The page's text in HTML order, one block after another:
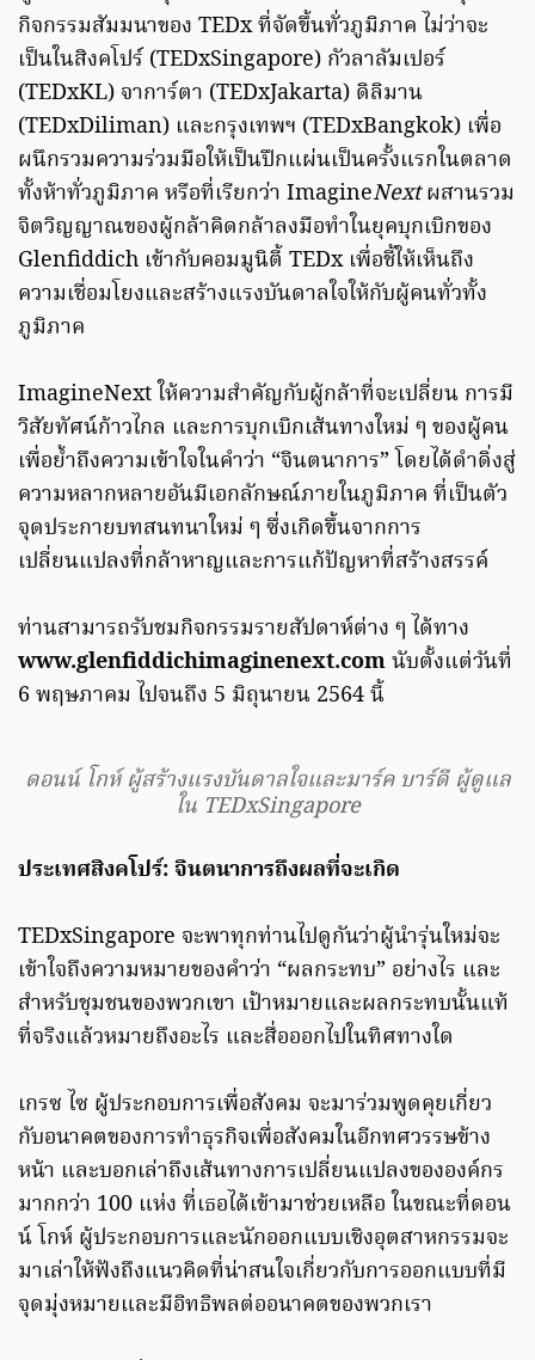
กิจกรรมสัมมนาของ TEDx ที่จัดขึ้นทั่วภูมิภาค ไม่ว่าจะ
เป็นในสิงคโปร์ (TEDxSingapore) กัวลาลัมเปอร์
(TEDxKL) จาการ์ตา (TEDxJakarta) ดิลิมาน
(TEDxDiliman) และกรุงเทพฯ (TEDxBangkok) เพื่อ
ผนึกรวมความร่วมมือให้เป็นปึกแผ่นเป็นครั้งแรกในตลาด
ทั้งห้าทั่วภูมิภาค หรือที่เรียกว่า ImagineNextผสานรวม
จิตวิญญาณของผู้กล้าคิดกล้าลงมือทำในยุคบุกเบิกของ
Glenfiddich เข้ากับคอมมูนิตี้ TEDx เพื่อชี้ให้เห็นถึง
ความเชื่อมโยงและสร้างแรงบันดาลใจให้กับผู้คนทั่วทั้ง
ภูมิภาค
ImagineNext ให้ความสำคัญกับผู้กล้าที่จะเปลี่ยน การมี
วิสัยทัศน์ก้าวไกล และการบุกเบิกเส้นทางใหม่ ๆ ของผู้คน
เพื่อย้ำถึงความเข้าใจในคำว่า “จินตนาการ”​ โดยได้ดำดิ่งสู่
ความหลากหลายอันมีเอกลักษณ์ภายในภูมิภาค ที่เป็นตัว
จุดประกายบทสนทนาใหม่ ๆ ซึ่งเกิดขึ้นจากการ
เปลี่ยนแปลงที่กล้าหาญและการแก้ปัญหาที่สร้างสรรค์
ท่านสามารถรับชมกิจกรรมรายสัปดาห์ต่าง ๆ ได้ทาง
www.glenfiddichimaginenext.comนับตั้งแต่วันที่
6 พฤษภาคม ไปจนถึง 5 มิถุนายน 2564 นี้
ดอนน์ โกห์ ผู้สร้างแรงบันดาลใจและมาร์ค บาร์ดี ผู้ดูแล
ใน TEDxSingapore
ประเทศสิงคโปร์: จินตนาการถึงผลที่จะเกิด
TEDxSingapore จะพาทุกท่านไปดูกันว่าผู้นำรุ่นใหม่จะ
เข้าใจถึงความหมายของคำว่า “ผลกระทบ” อย่างไร และ
สำหรับชุมชนของพวกเขา เป้าหมายและผลกระทบนั้นแท้
ที่จริงแล้วหมายถึงอะไร และสื่อออกไปในทิศทางใด
เกรซ ไซ ผู้ประกอบการเพื่อสังคม จะมาร่วมพูดคุยเกี่ยว
กับอนาคตของการทำธุรกิจเพื่อสังคมในอีกทศวรรษข้าง
หน้า และบอกเล่าถึงเส้นทางการเปลี่ยนแปลงขององค์กร
มากกว่า 100 แห่ง ที่เธอได้เข้ามาช่วยเหลือ ในขณะที่ดอน
น์ โกห์ ผู้ประกอบการและนักออกแบบเชิงอุตสาหกรรมจะ
มาเล่าให้ฟังถึงแนวคิดที่น่าสนใจเกี่ยวกับการออกแบบที่มี
จุดมุ่งหมายและมีอิทธิพลต่ออนาคตของพวกเรา